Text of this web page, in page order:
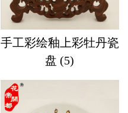
手工彩绘釉上彩牡丹瓷
盘 (5)